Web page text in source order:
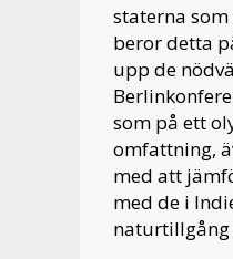
staterna
beror detta
upp de
som på ett
omfattning,
med att
med de i
naturtillgång